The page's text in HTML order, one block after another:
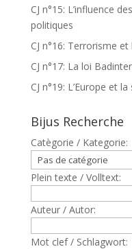
CJ n°15: L’influence
politiques
CJ n°16: Terrorisme
CJ n°17: La loi
CJ n°19: L’Europe et
Bijus Recherche
Catègorie / Kategorie:
Plein texte / Volltext:
Auteur / Autor:
Mot clef / Schlagwort: